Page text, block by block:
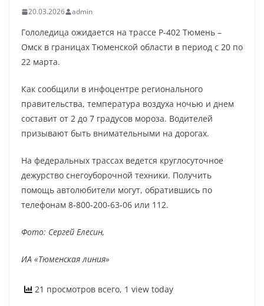
20.03.2026 admin
Гололедица ожидается на трассе Р-402 Тюмень –
Омск в границах Тюменской области в период с 20 по
22 марта.
Как сообщили в инфоцентре регионального
правительства, температура воздуха ночью и днем
составит от 2 до 7 градусов мороза. Водителей
призывают быть внимательными на дорогах.
На федеральных трассах ведется круглосуточное
дежурство снегоуборочной техники. Получить
помощь автолюбители могут, обратившись по
телефонам 8-800-200-63-06 или 112.
Фото: Сергей Елесин,
ИА «Тюменская линия»
21 просмотров всего, 1 view today